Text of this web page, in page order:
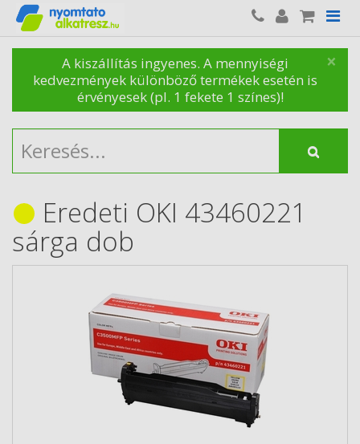
×
A kiszállítás ingyenes. A mennyiségi
kedvezmények különböző termékek esetén is
érvényesek (pl. 1 fekete 1 színes)!
Eredeti OKI 43460221
sárga dob